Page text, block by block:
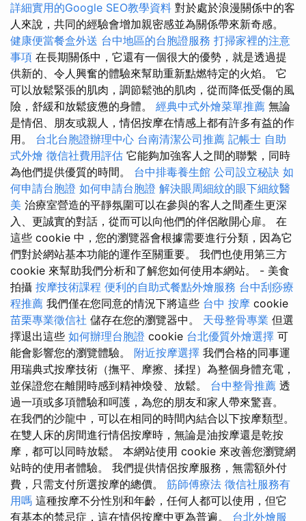
詳細實用的Google SEO教學資料 對於處於浪漫關係中的客
人來說，共同的經驗會增加親密感並為關係帶來新奇感。
健康便當餐盒外送 台中地區的台胞證服務 打掃家裡的注意
事項 在長期關係中，它還有一個很大的優勢，就是透過提
供新的​​、令人興奮的體驗來幫助重新點燃特定的火焰。 它
可以放鬆緊張的肌肉，調節鬆弛的肌肉，從而降低受傷的風
險，舒緩和放鬆疲憊的身體。 經典中式外燴菜單推薦 無論
是情侶、朋友或親人，情侶按摩在情感上都有許多有益的作
用。 台北台胞證辦理中心 台南清潔公司推薦 記帳士 自助
式外燴 徵信社費用評估 它能夠加強客人之間的聯繫，同時
為他們提供優質的時間。 台中排毒養生館 公司設立秘訣 如
何申請台胞證 如何申請台胞證 解決眼周細紋的眼下細紋醫
美 治療室營造的平靜氛圍可以在參與的客人之間產生更深
入、更誠實的對話，從而可以向他們的伴侶敞開心扉。 在
這些 cookie 中，您的瀏覽器會根據需要進行分類，因為它
們對於網站基本功能的運作至關重要。 我們也使用第三方
cookie 來幫助我們分析和了解您如何使用本網站。 - 美食
拍攝 按摩技術課程 便利的自助式餐點外燴服務 台中刮痧療
程推薦 我們僅在您同意的情況下將這些 台中 按摩 cookie
苗栗專業徵信社 儲存在您的瀏覽器中。 天母整骨專業 但選
擇退出這些 如何辦理台胞證 cookie 台北優質外燴選擇 可
能會影響您的瀏覽體驗。 附近按摩選擇 我們合格的同事運
用瑞典式按摩技術（撫平、摩擦、揉捏）為整個身體充電，
並保證您在離開時感到精神煥發、放鬆。 台中整骨推薦 透
過一項或多項體驗和呵護，為您的朋友和家人帶來驚喜。
在我們的沙龍中，可以在相同的時間內結合以下按摩類型。
在雙人床的房間進行情侶按摩時，無論是油按摩還是乾按
摩，都可以同時放鬆。 本網站使用 cookie 來改善您瀏覽網
站時的使用者體驗。 我們提供情侶按摩服務，無需額外付
費，只需支付所選按摩的總價。 筋師傅療法 徵信社服務有
用嗎 這種按摩不分性別和年齡，任何人都可以使用，但它
有基本的禁忌症，這在情侶按摩中更為普遍。 台北外燴服